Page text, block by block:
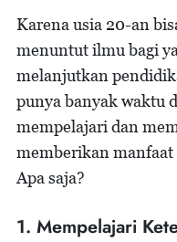
Karena usia 20-an
menuntut ilmu bagi
melanjutkan
punya banyak waktu
mempelajari dan
memberikan
Apa saja?
1. Mempelajari